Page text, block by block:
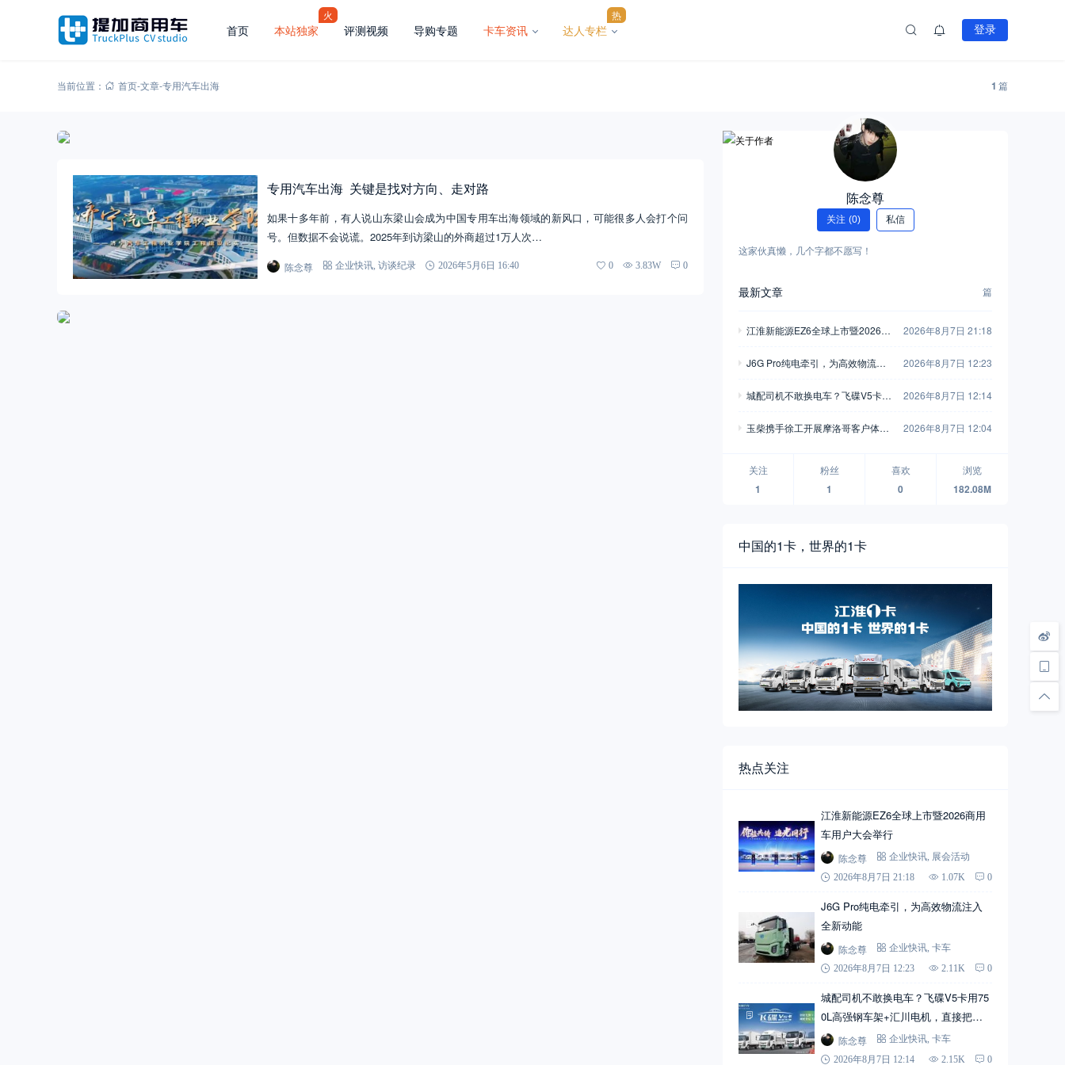
首页 本站独家
火
评测视频 导购专题 卡车资讯 达人专栏
热
登录
当前位置： 首页-文章-专用汽车出海 1 篇
专用汽车出海 关键是找对方向、走对路
如果十多年前，有人说山东梁山会成为中国专用车出海领域的新风口，可能很多人会打个问
号。但数据不会说谎。2025年到访梁山的外商超过1万人次…
陈念尊 企业快讯, 访谈纪录 2026年5月6日 16:40 0 3.83W 0
陈念尊
关注 (0) 私信
这家伙真懒，几个字都不愿写！
最新文章 篇
江淮新能源EZ6全球上市暨2026商
2026年8月7日 21:18
J6G Pro纯电牵引，为高效物流注
2026年8月7日 12:23
城配司机不敢换电车？飞碟V5卡用
把信心拉满
2026年8月7日 12:14
玉柴携手徐工开展摩洛哥客户体验
2026年8月7日 12:04
关注
1
粉丝
1
喜欢
0
浏览
182.08M
中国的1卡，世界的1卡
热点关注
江淮新能源EZ6全球上市暨2026商用
车用户大会举行
陈念尊 企业快讯
展会活动
2026年8月7日 21:18
1.07K 0
J6G Pro纯电牵引，为高效物流注入
全新动能
陈念尊 企业快讯 卡车
2026年8月7日 12:23
2.11K 0
城配司机不敢换电车？飞碟V5卡用75
0L高强钢车架+汇川电机，直接把信
心拉满陈念尊 企业快讯 卡车
2026年8月7日 12:14
2.15K 0